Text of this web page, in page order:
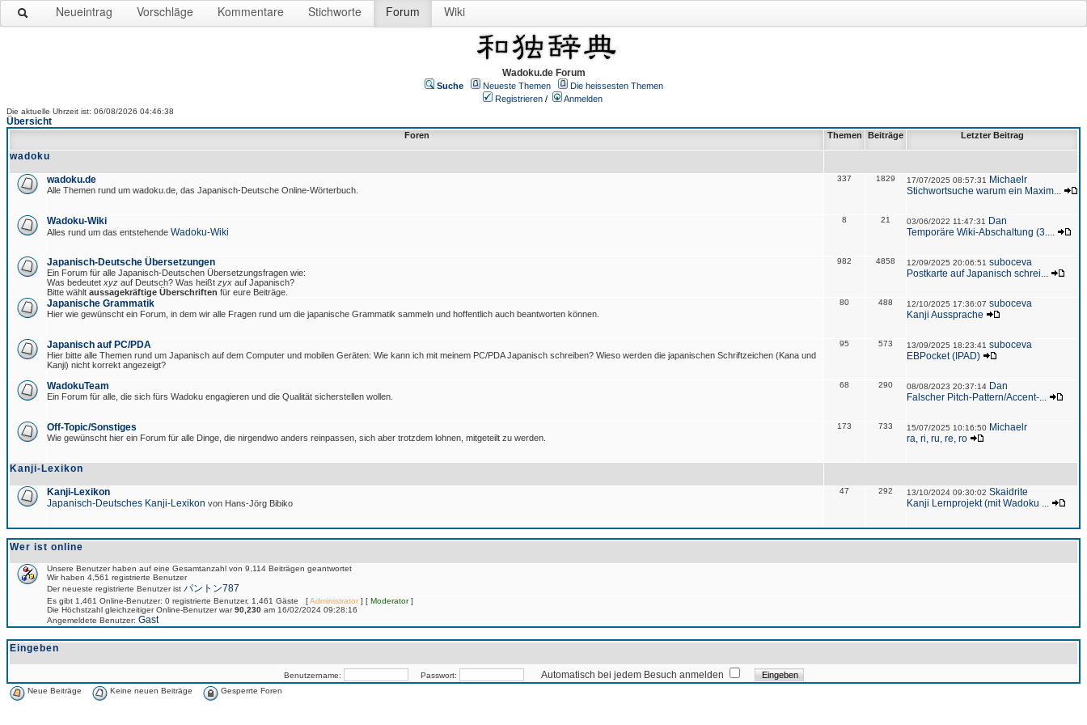
Neueintrag Vorschläge Kommentare Stichworte Forum Wiki
Wadoku.de Forum
Suche Neueste Themen
Die heissesten Themen
Registrieren / Anmelden
Die aktuelle Uhrzeit ist: 06/08/2026 04:46:38
Übersicht
Foren Themen Beiträge Letzter Beitrag
wadoku
wadoku.de
Alle Themen rund um wadoku.de, das Japanisch-Deutsche Online-Wörterbuch.
337 1829 17/07/2025 08:57:31
Michaelr
Stichwortsuche warum ein Maxim...
Wadoku-Wiki
Alles rund um das entstehende Wadoku-Wiki
8 21 03/06/2022 11:47:31
Dan
Temporäre Wiki-Abschaltung (3....
Japanisch-Deutsche Übersetzungen
Ein Forum für alle Japanisch-Deutschen Übersetzungsfragen wie:
Was bedeutet xyz auf Deutsch? Was heißt zyx auf Japanisch?
Bitte wählt aussagekräftige Überschriften für eure Beiträge.
982 4858 12/09/2025 20:06:51 suboceva
Postkarte auf Japanisch schrei...
Japanische Grammatik
Hier wie gewünscht ein Forum, in dem wir alle Fragen rund um die japanische Grammatik sammeln und hoffentlich auch beantworten können.
80 488 12/10/2025 17:36:07 suboceva
Kanji Aussprache
Japanisch auf PC/PDA
Hier bitte alle Themen rund um Japanisch auf dem Computer und mobilen Geräten: Wie kann ich mit meinem PC/PDA Japanisch schreiben? Wieso werden die japanischen Schriftzeichen (Kana und
Kanji) nicht korrekt angezeigt?
95 573 13/09/2025 18:23:41 suboceva
EBPocket (IPAD)
WadokuTeam
Ein Forum für alle, die sich fürs Wadoku engagieren und die Qualität sicherstellen wollen.
68 290 08/08/2023 20:37:14 Dan
Falscher Pitch-Pattern/Accent-...
Off-Topic/Sonstiges
Wie gewünscht hier ein Forum für alle Dinge, die nirgendwo anders reinpassen, sich aber trotzdem lohnen, mitgeteilt zu werden.
173 733 15/07/2025 10:16:50 Michaelr
ra, ri, ru, re, ro
Kanji-Lexikon
Kanji-Lexikon
Japanisch-Deutsches Kanji-Lexikon von Hans-Jörg Bibiko
47 292 13/10/2024 09:30:02 Skaidrite
Kanji Lernprojekt (mit Wadoku ...
Wer ist online
Unsere Benutzer haben auf eine Gesamtanzahl von 9,114 Beiträgen geantwortet
Wir haben 4,561 registrierte Benutzer
Der neueste registrierte Benutzer ist パントン787
Es gibt 1,461 Online-Benutzer: 0 registrierte Benutzer, 1,461 Gäste [Administrator] [ Moderator]
Die Höchstzahl gleichzeitiger Online-Benutzer war90,230 am 16/02/2024 09:28:16
Angemeldete Benutzer: Gast
Eingeben
Benutzername: Passwort: Automatisch bei jedem Besuch anmelden
Neue Beiträge Keine neuen Beiträge Gesperrte Foren